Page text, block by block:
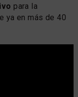
para la
ya en más de 40